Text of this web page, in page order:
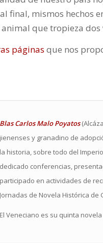
final, mismos hechos
que tropieza dos
páginas que nos
Blas Carlos Malo Poyatos
jienenses y granadino de
la historia, sobre todo del
dedicado conferencias,
participado en actividades de
Jornadas de Novela Histórica de
El Veneciano es su quinta